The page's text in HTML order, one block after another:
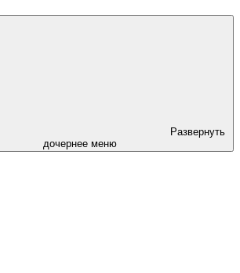
Развернуть
дочернее меню